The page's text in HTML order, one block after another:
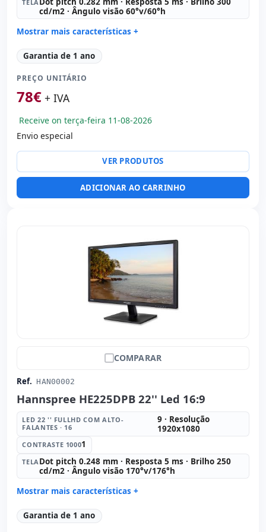
TELA
cd/m2 · Ângulo visão 60°v/60°h
Mostrar mais características +
LCD 22 '' HD 16: 9 · Resolução 1680x1050
Contraste 800: 1
Tela: Dot pitch 0.282 mm · Resposta 5 ms · Brilho 300
cd/m2 · Ângulo visão 60°v/60°h
Portas de vídeo:
Específico tela: Apoio VESA · Pedestal
Outros: hR embalagens
Dimensões: 51x41x17 cm.
Garantia de 1 ano
PREÇO UNITÁRIO
78€ + IVA
Receive on terça-feira 11-08-2026
Envio especial
VER PRODUTOS
ADICIONAR AO CARRINHO
COMPARAR
Ref. HAN00002
Hannspree HE225DPB 22'' Led 16:9
LED 22 '' FULLHD COM ALTO-
FALANTES · 16
9 · Resolução
1920x1080
CONTRASTE 10001
TELA Dot pitch 0.248 mm · Resposta 5 ms · Brilho 250
cd/m2 · Ângulo visão 170°v/176°h
Mostrar mais características +
Led 22 '' FullHD com Alto-falantes · 16:
1920x1080
Garantia de 1 ano